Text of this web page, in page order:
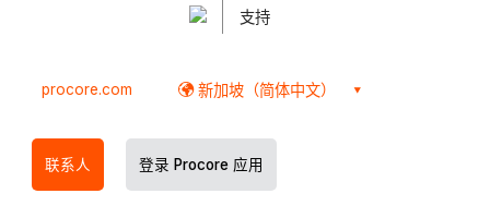
支持
procore.com 新加坡（简体中文）
联系人 登录 Procore 应用